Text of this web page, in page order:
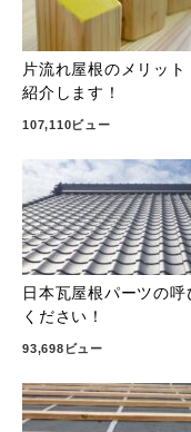
片流れ屋根のメリッ
紹介します！
107,110ビュー
日本瓦屋根パーツの
ください！
93,698ビュー